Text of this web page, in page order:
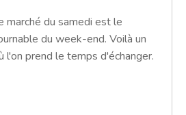
marché du samedi est le
du week-end. Voilà un
l'on prend le temps d'échanger.